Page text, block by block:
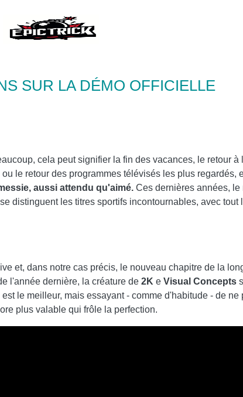
SUR LA DÉMO OFFICIELLE
cela peut signifier la fin des vacances, le retour
le retour des programmes télévisés les plus regardés,
aussi attendu qu'aimé. Ces dernières années,
distinguent les titres sportifs incontournables, avec tout
et, dans notre cas précis, le nouveau chapitre de la
l'année dernière, la créature de 2K e Visual Concepts
le meilleur, mais essayant - comme d'habitude - de ne
plus valable qui frôle la perfection.